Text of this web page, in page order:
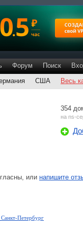
Форум Поиск
США Весь
354
на ns-
или напишите
Санкт-Петербург